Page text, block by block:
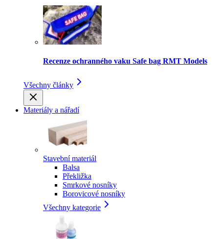
Recenze ochranného vaku Safe bag RMT Models
Všechny články
Materiály a nářadí
Stavební materiál
Balsa
Překližka
Smrkové nosníky
Borovicové nosníky
Všechny kategorie